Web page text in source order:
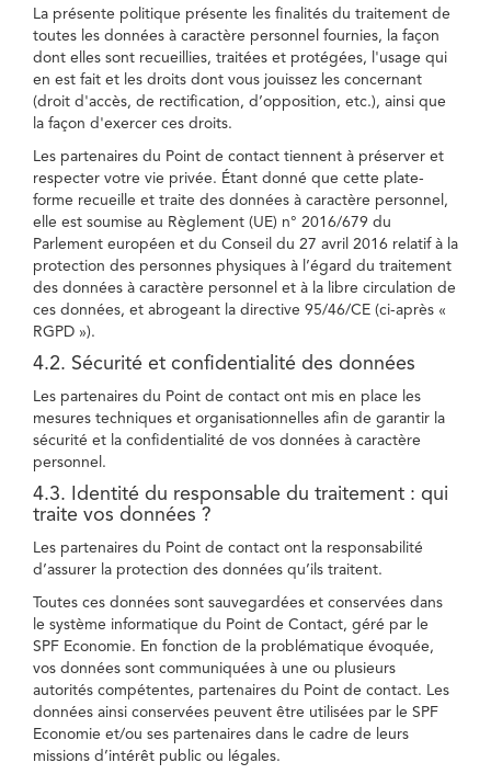
La présente politique présente les finalités du traitement de
toutes les données à caractère personnel fournies, la façon
dont elles sont recueillies, traitées et protégées, l'usage qui
en est fait et les droits dont vous jouissez les concernant
(droit d'accès, de rectification, d’opposition, etc.), ainsi que
la façon d'exercer ces droits.
Les partenaires du Point de contact tiennent à préserver et
respecter votre vie privée. Étant donné que cette plate-
forme recueille et traite des données à caractère personnel,
elle est soumise au Règlement (UE) n° 2016/679 du
Parlement européen et du Conseil du 27 avril 2016 relatif à la
protection des personnes physiques à l’égard du traitement
des données à caractère personnel et à la libre circulation de
ces données, et abrogeant la directive 95/46/CE (ci-après «
RGPD »).
4.2. Sécurité et confidentialité des données
Les partenaires du Point de contact ont mis en place les
mesures techniques et organisationnelles afin de garantir la
sécurité et la confidentialité de vos données à caractère
personnel.
4.3. Identité du responsable du traitement : qui
traite vos données ?
Les partenaires du Point de contact ont la responsabilité
d’assurer la protection des données qu’ils traitent.
Toutes ces données sont sauvegardées et conservées dans
le système informatique du Point de Contact, géré par le
SPF Economie. En fonction de la problématique évoquée,
vos données sont communiquées à une ou plusieurs
autorités compétentes, partenaires du Point de contact. Les
données ainsi conservées peuvent être utilisées par le SPF
Economie et/ou ses partenaires dans le cadre de leurs
missions d’intérêt public ou légales.